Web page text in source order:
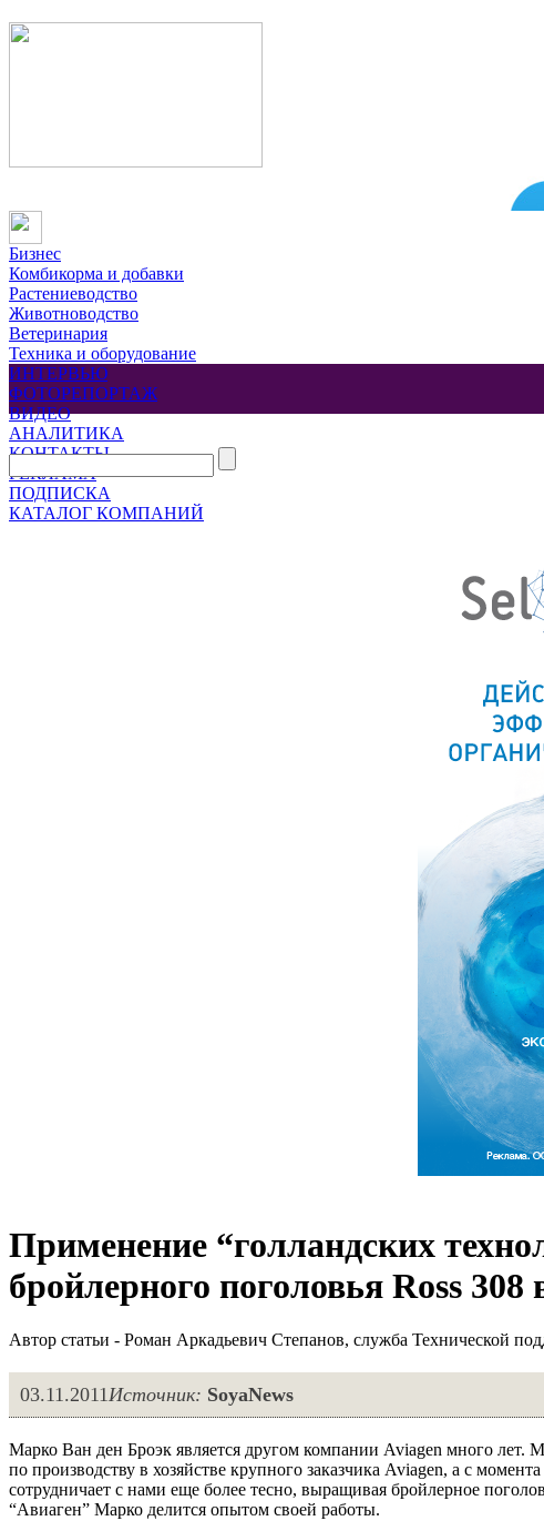
Бизнес
Комбикорма и добавки
Растениеводство
Животноводство
Ветеринария
Техника и оборудование
ИНТЕРВЬЮ
ФОТОРЕПОРТАЖ
ВИДЕО
АНАЛИТИКА
КОНТАКТЫ
РЕКЛАМА
ПОДПИСКА
КАТАЛОГ КОМПАНИЙ
Применение “голландских
бройлерного поголовья Ross 308
Автор статьи - Роман Аркадьевич Степанов, служба Технической
03.11.2011Источник: SoyaNews
Марко Ван ден Броэк является другом компании Aviagen много лет.
по производству в хозяйстве крупного заказчика Aviagen, а с
сотрудничает с нами еще более тесно, выращивая бройлерное
“Авиаген” Марко делится опытом своей работы.